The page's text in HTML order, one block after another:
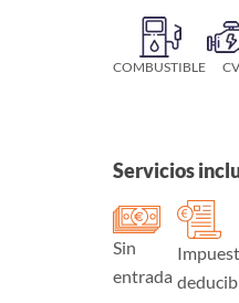
COMBUSTIBLE CV
Servicios
Sin
entrada